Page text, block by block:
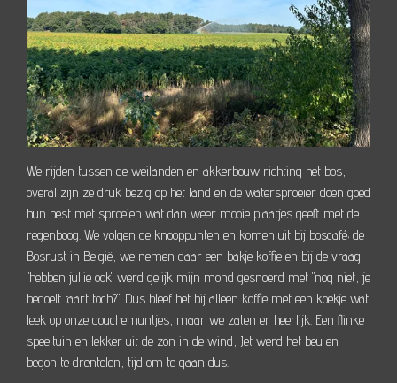
We rijden tussen de weilanden en akkerbouw richting het bos,
overal zijn ze druk bezig op het land en de watersproeier doen goed
hun best met sproeien wat dan weer mooie plaatjes geeft met de
regenboog. We volgen de knooppunten en komen uit bij boscafé; de
Bosrust in België, we nemen daar een bakje koffie en bij de vraag
"hebben jullie ook" werd gelijk mijn mond gesnoerd met "nog niet, je
bedoelt taart toch?". Dus bleef het bij alleen koffie met een koekje wat
leek op onze douchemuntjes, maar we zaten er heerlijk. Een flinke
speeltuin en lekker uit de zon in de wind, Jet werd het beu en
begon te drentelen, tijd om te gaan dus.